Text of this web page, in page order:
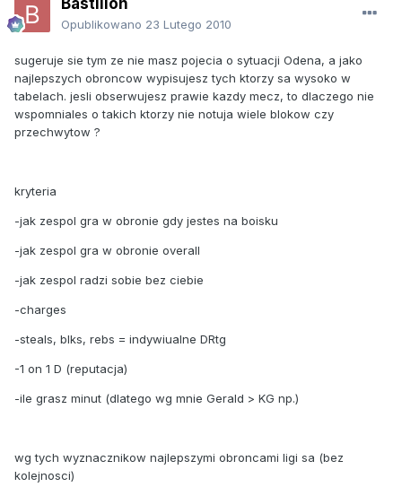
Opublikowano 23 Lutego 2010
sugeruje sie tym ze nie masz pojecia o sytuacji Odena, a jako
najlepszych obroncow wypisujesz tych ktorzy sa wysoko w
tabelach. jesli obserwujesz prawie kazdy mecz, to dlaczego nie
wspomniales o takich ktorzy nie notuja wiele blokow czy
przechwytow ?
kryteria
-jak zespol gra w obronie gdy jestes na boisku
-jak zespol gra w obronie overall
-jak zespol radzi sobie bez ciebie
-charges
-steals, blks, rebs = indywiualne DRtg
-1 on 1 D (reputacja)
-ile grasz minut (dlatego wg mnie Gerald > KG np.)
wg tych wyznacznikow najlepszymi obroncami ligi sa (bez
kolejnosci)